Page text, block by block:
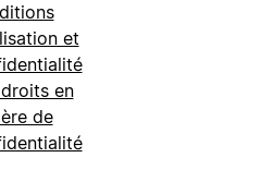
et
en
de